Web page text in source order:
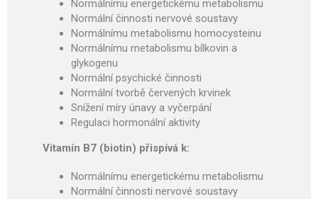
Normálnímu energetic­kému metabolismu
Normální činnosti nervové soustavy
Normálnímu metabolismu homocysteinu
Normálnímu metabolismu bílkovin a
glykogenu
Normální psychické činnosti
Normální tvorbě červených krvinek
Snížení míry únavy a vyčer­pání
Regu­laci hormonální aktivity
Vitamín B7 (biotin) přispívá k:
Normálnímu energetickému metabolismu
Normální činnosti nervové soustavy